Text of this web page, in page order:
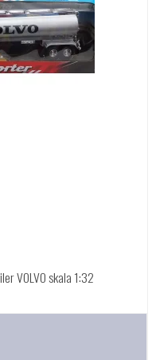
VOLVO skala 1:32